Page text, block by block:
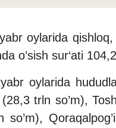
oylarida
o’sish sur‘ati
oylarida
trln so’m),